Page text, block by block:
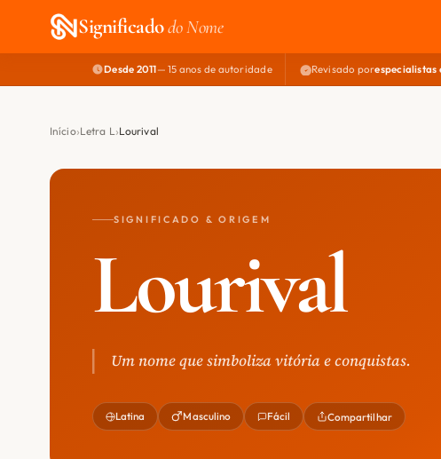
Significadodo Nome
Desde 2011— 15 anos de autoridade Revisado porespecialistas
Início Letra L Lourival
SIGNIFICADO & ORIGEM
Lourival
Um nome que simboliza vitória e conquistas.
Latina Masculino Fácil Compartilhar